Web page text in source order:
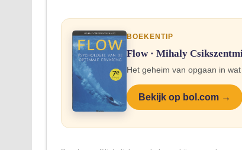
BOEKENTIP
Flow · Mihaly
Het geheim van opgaan in
Bekijk op bol.com →